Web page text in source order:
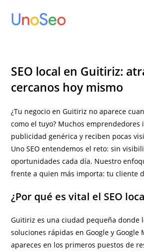
SEO local en Guitiriz:
cercanos hoy mismo
¿Tu negocio en Guitiriz no aparece
como el tuyo? Muchos emprendedores
publicidad genérica y reciben pocas
Uno SEO entendemos el reto: sin
oportunidades cada día. Nuestro
frente a quien más importa: tu cliente
¿Por qué es vital el SEO
Guitiriz es una ciudad pequeña donde
soluciones rápidas en Google y Google
apareces en los primeros puestos de